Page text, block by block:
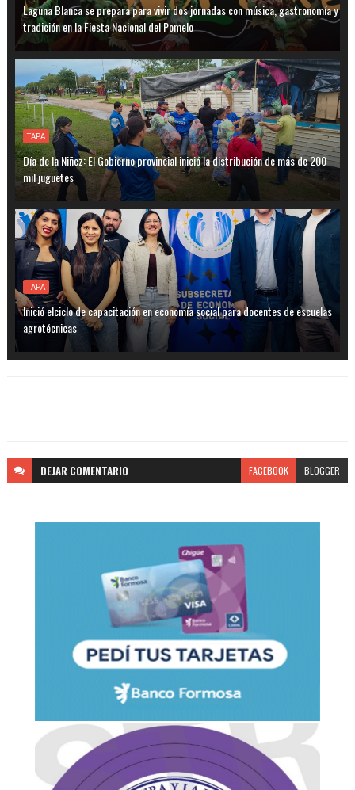
Laguna Blanca se prepara para vivir dos jornadas con música, gastronomía y
tradición en la Fiesta Nacional del Pomelo
TAPA
Día de la Niñez: El Gobierno provincial inició la distribución de más de 200
mil juguetes
TAPA
Inició elciclo de capacitación en economía social para docentes de escuelas
agrotécnicas
DEJAR COMENTARIO FACEBOOK BLOGGER